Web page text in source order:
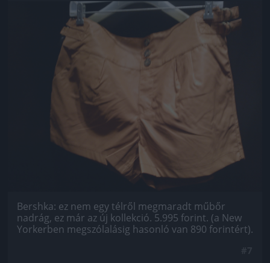
Jön még kép!
Bershka: ez nem egy télről megmaradt műbőr
nadrág, ez már az új kollekció. 5.995 forint. (a New
Yorkerben megszólalásig hasonló van 890 forintért).